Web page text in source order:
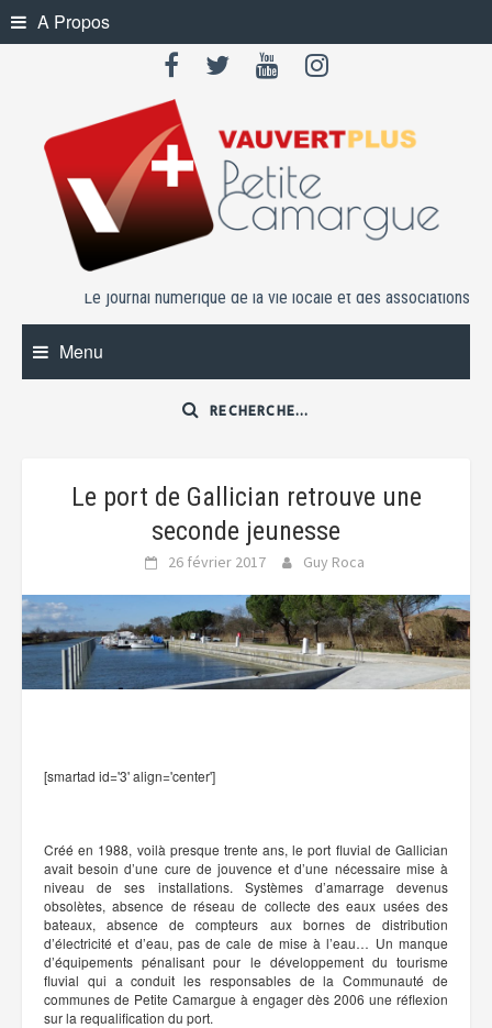
Skip
to
A Propos
Le journal numérique de la vie locale et des associations
Menu
Le port de Gallician retrouve une
seconde jeunesse
26 février 2017 Guy Roca
[smartad id='3' align='center']
Créé en 1988, voilà presque trente ans, le port fluvial de Gallician
avait besoin d’une cure de jouvence et d’une nécessaire mise à
niveau de ses installations. Systèmes d’amarrage devenus
obsolètes, absence de réseau de collecte des eaux usées des
bateaux, absence de compteurs aux bornes de distribution
d’électricité et d’eau, pas de cale de mise à l’eau… Un manque
d’équipements pénalisant pour le développement du tourisme
fluvial qui a conduit les responsables de la Communauté de
communes de Petite Camargue à engager dès 2006 une réflexion
sur la requalification du port.